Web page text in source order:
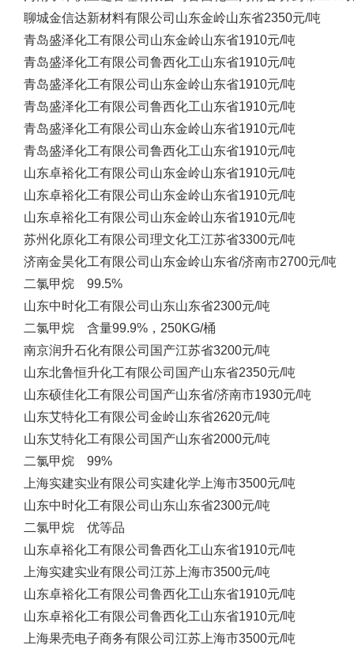
聊城金信达新材料有限公司 山东金岭山东省2350元/吨
青岛盛泽化工有限公司 山东金岭山东省1910元/吨
青岛盛泽化工有限公司 鲁西化工山东省1910元/吨
青岛盛泽化工有限公司 山东金岭山东省1910元/吨
青岛盛泽化工有限公司 鲁西化工山东省1910元/吨
青岛盛泽化工有限公司 山东金岭山东省1910元/吨
青岛盛泽化工有限公司 鲁西化工山东省1910元/吨
山东卓裕化工有限公司 山东金岭山东省1910元/吨
山东卓裕化工有限公司 山东金岭山东省1910元/吨
山东卓裕化工有限公司 山东金岭山东省1910元/吨
苏州化原化工有限公司 理文化工江苏省3300元/吨
济南金昊化工有限公司 山东金岭山东省/济南市2700元/吨
二氯甲烷 99.5%
山东中时化工有限公司 山东山东省2300元/吨
二氯甲烷 含量99.9%，250KG/桶
南京润升石化有限公司 国产江苏省3200元/吨
山东北鲁恒升化工有限公司 国产山东省2350元/吨
山东硕佳化工有限公司 国产山东省/济南市1930元/吨
山东艾特化工有限公司 金岭山东省2620元/吨
山东艾特化工有限公司 国产山东省2000元/吨
二氯甲烷 99%
上海实建实业有限公司 实建化学 上海市3500元/吨
山东中时化工有限公司 山东山东省2300元/吨
二氯甲烷 优等品
山东卓裕化工有限公司 鲁西化工山东省1910元/吨
上海实建实业有限公司 江苏 上海市3500元/吨
山东卓裕化工有限公司 鲁西化工山东省1910元/吨
山东卓裕化工有限公司 鲁西化工山东省1910元/吨
上海果壳电子商务有限公司 江苏 上海市3500元/吨